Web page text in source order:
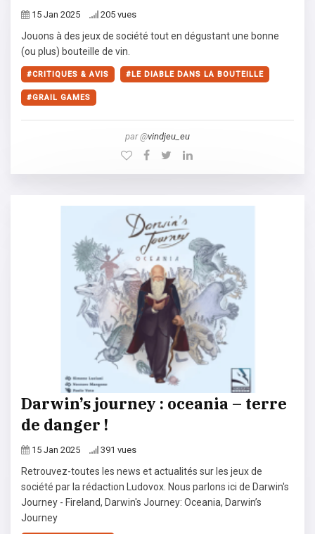
15 Jan 2025 205 vues
Jouons à des jeux de société tout en dégustant une bonne
(ou plus) bouteille de vin.
CRITIQUES & AVIS LE DIABLE DANS LA BOUTEILLE
GRAIL GAMES
par @vindjeu_eu
Darwin’s journey : oceania – terre
de danger !
15 Jan 2025 391 vues
Retrouvez-toutes les news et actualités sur les jeux de
société par la rédaction Ludovox. Nous parlons ici de Darwin's
Journey - Fireland, Darwin's Journey: Oceania, Darwin’s
Journey